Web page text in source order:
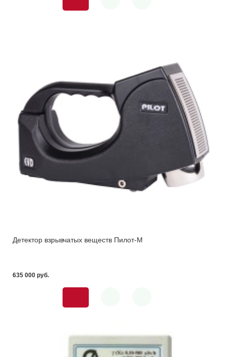
Детектор взрывчатых веществ Пилот-M
635 000 pуб.